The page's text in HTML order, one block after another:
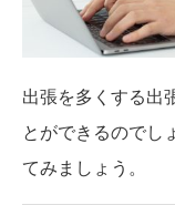
出張を多くする出
とができるのでし
てみましょう。